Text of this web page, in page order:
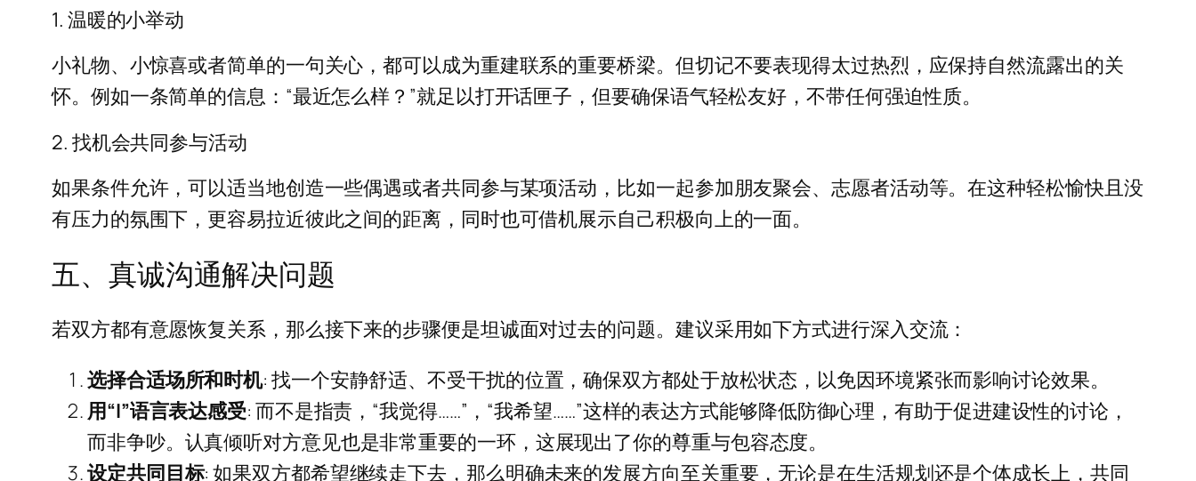
1. 温暖的小举动
小礼物、小惊喜或者简单的一句关心，都可以成为重建联系的重要桥梁。但切记不要表现得太过热烈，应保持自然流露出的关
怀。例如一条简单的信息：“最近怎么样？”就足以打开话匣子，但要确保语气轻松友好，不带任何强迫性质。
2. 找机会共同参与活动
如果条件允许，可以适当地创造一些偶遇或者共同参与某项活动，比如一起参加朋友聚会、志愿者活动等。在这种轻松愉快且没
有压力的氛围下，更容易拉近彼此之间的距离，同时也可借机展示自己积极向上的一面。
五、真诚沟通解决问题
若双方都有意愿恢复关系，那么接下来的步骤便是坦诚面对过去的问题。建议采用如下方式进行深入交流：
选择合适场所和时机: 找一个安静舒适、不受干扰的位置，确保双方都处于放松状态，以免因环境紧张而影响讨论效果。
用“I”语言表达感受: 而不是指责，“我觉得……”，“我希望……”这样的表达方式能够降低防御心理，有助于促进建设性的讨论，
而非争吵。认真倾听对方意见也是非常重要的一环，这展现出了你的尊重与包容态度。
设定共同目标: 如果双方都希望继续走下去，那么明确未来的发展方向至关重要，无论是在生活规划还是个体成长上，共同